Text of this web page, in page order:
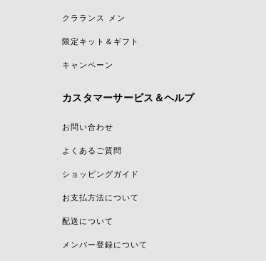
クラランス メン
限定キット＆ギフト
キャンペーン
カスタマーサービス＆ヘルプ
お問い合わせ
よくあるご質問
ショッピングガイド
お支払方法について
配送について
メンバー登録について